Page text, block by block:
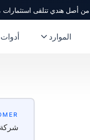
الموارد
شركة